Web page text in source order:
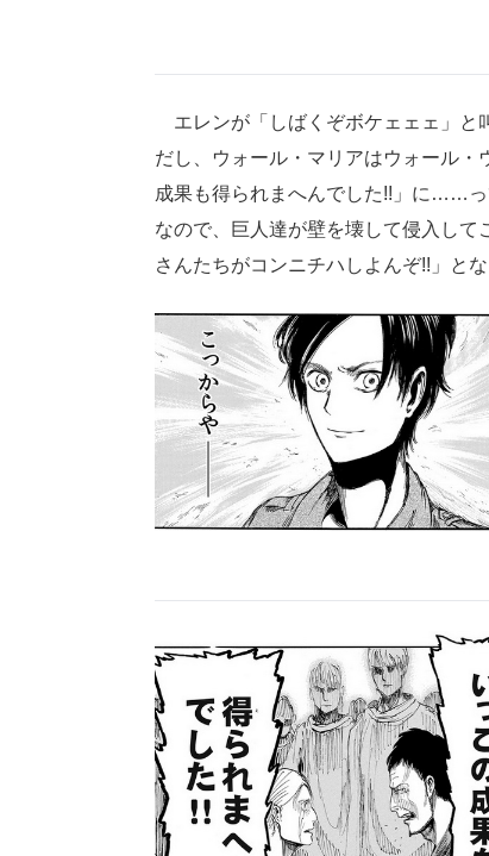
エレンが「しばくぞボケェェェ」と
だし、ウォール・マリアはウォール
成果も得られまへんでした!!」に……
なので、巨人達が壁を壊して侵入し
さんたちがコンニチハしよんぞ!!」とな